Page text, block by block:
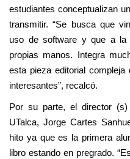
estudiantes conceptualizan
transmitir. “Se busca que
uso de software y que a
propias manos. Integra
esta pieza editorial
interesantes”, recalcó.
Por su parte, el director
UTalca, Jorge Cartes
hito ya que es la primera
libro estando en pregrado.